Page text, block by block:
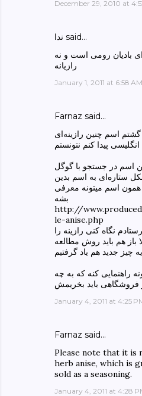
December 29, 2010 at
ندا said…
بادیان رومی است و نه
رازیانه
January 1, 2011 at 6:58 AM
Farnaz said…
اسم چنین رازینه‌ای
اسم در جستجو با گوگل
ستاره‌ای به اسم بدین
همون اسم میتونه معرفی‌
بشه
http://
le-anise.php
نگاه کنی‌ رازینه را
باز هم باید روش مطالعه
چیز جدید هم یاد گرفتیم
راهنمایی کنه که به چه
باید بخریمش
January 4, 2011 at 4:25
Farnaz said…
Please note that it is
herb anise, which is
sold as a seasoning.
January 4, 2011 at 4:28